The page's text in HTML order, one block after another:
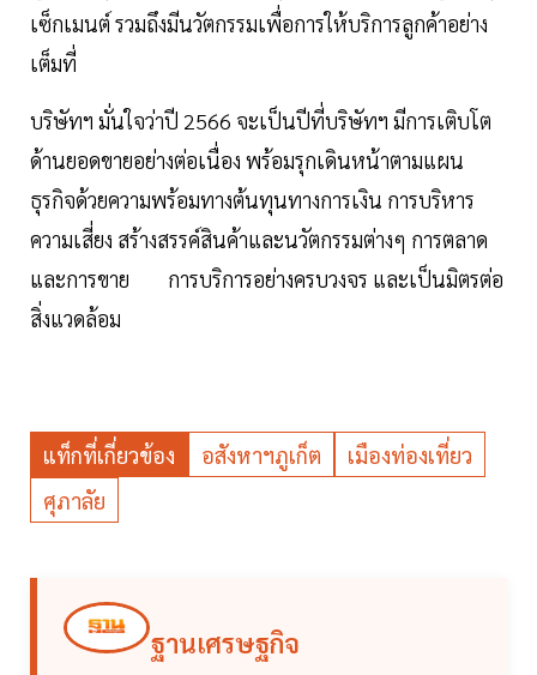
เซ็กเมนต์ รวมถึงมีนวัตกรรมเพื่อการให้บริการลูกค้าอย่าง
เต็มที่
บริษัทฯ มั่นใจว่าปี 2566 จะเป็นปีที่บริษัทฯ มีการเติบโต
ด้านยอดขายอย่างต่อเนื่อง พร้อมรุกเดินหน้าตามแผน
ธุรกิจด้วยความพร้อมทางต้นทุนทางการเงิน การบริหาร
ความเสี่ยง สร้างสรรค์สินค้าและนวัตกรรมต่างๆ การตลาด
และการขาย การบริการอย่างครบวงจร และเป็นมิตรต่อ
สิ่งแวดล้อม
แท็กที่เกี่ยวข้อง อสังหาฯภูเก็ต
เมืองท่องเที่ยว
ศุภาลัย
ฐานเศรษฐกิจ